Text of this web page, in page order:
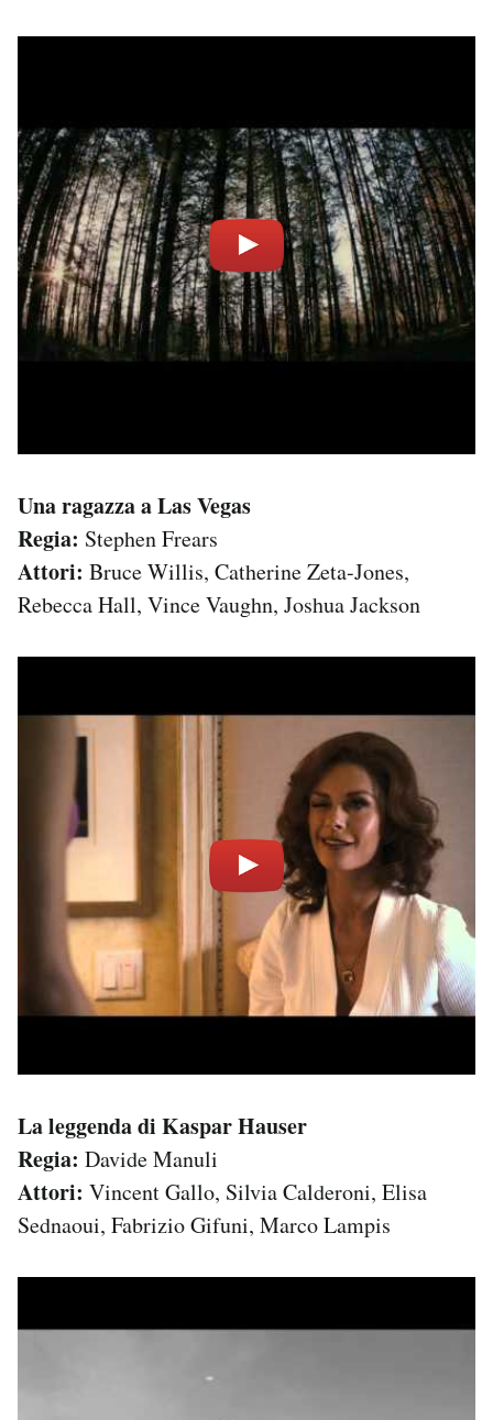
Una ragazza a Las Vegas
Regia: Stephen Frears
Attori: Bruce Willis, Catherine Zeta-Jones,
Rebecca Hall, Vince Vaughn, Joshua Jackson
La leggenda di Kaspar Hauser
Regia: Davide Manuli
Attori: Vincent Gallo, Silvia Calderoni, Elisa
Sednaoui, Fabrizio Gifuni, Marco Lampis